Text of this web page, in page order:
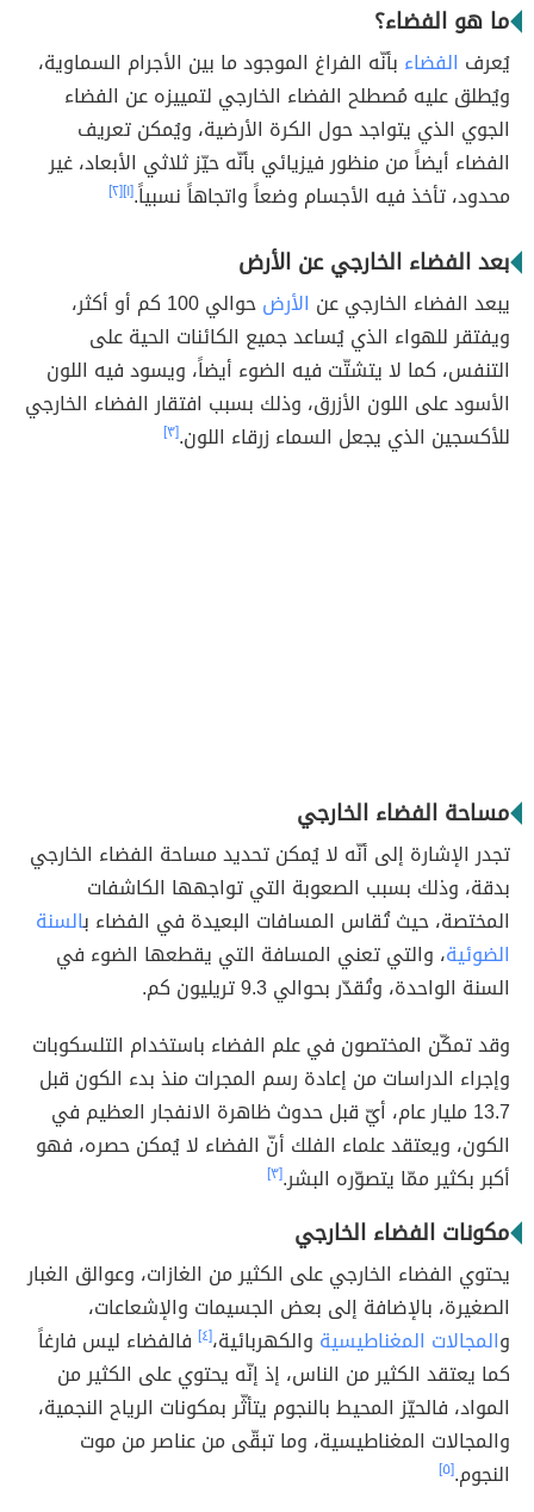
ما هو الفضاء؟
يُعرف الفضاء بأنّه الفراغ الموجود ما بين الأجرام السماوية،
ويُطلق عليه مُصطلح الفضاء الخارجي لتمييزه عن الفضاء
الجوي الذي يتواجد حول الكرة الأرضية، ويُمكن تعريف
الفضاء أيضاً من منظور فيزيائي بأنّه حيّز ثلاثي الأبعاد، غير
محدود، تأخذ فيه الأجسام وضعاً واتجاهاً نسبياً.[١] [٢]
بعد الفضاء الخارجي عن الأرض
يبعد الفضاء الخارجي عن الأرض
حوالي 100 كم أو أكثر،
ويفتقر للهواء الذي يُساعد جميع الكائنات الحية على
التنفس، كما لا يتشتّت فيه الضوء أيضاً، ويسود فيه اللون
الأسود على اللون الأزرق، وذلك بسبب افتقار الفضاء الخارجي
للأكسجين الذي يجعل السماء زرقاء اللون.[٣]
مساحة الفضاء الخارجي
تجدر الإشارة إلى أنّه لا يُمكن تحديد مساحة الفضاء الخارجي
بدقة، وذلك بسبب الصعوبة التي تواجهها الكاشفات
المختصة، حيث تُقاس المسافات البعيدة في الفضاء بالسنة
الضوئية، والتي تعني المسافة التي يقطعها الضوء في
السنة الواحدة، وتُقدّر بحوالي 9.3 تريليون كم.
وقد تمكّن المختصون في علم الفضاء باستخدام التلسكوبات
وإجراء الدراسات من إعادة رسم المجرات منذ بدء الكون قبل
13.7 مليار عام، أيّ قبل حدوث ظاهرة الانفجار العظيم في
الكون، ويعتقد علماء الفلك أنّ الفضاء لا يُمكن حصره، فهو
أكبر بكثير ممّا يتصوّره البشر.[٣]
مكونات الفضاء الخارجي
يحتوي الفضاء الخارجي على الكثير من الغازات، وعوالق الغبار
الصغيرة، بالإضافة إلى بعض الجسيمات والإشعاعات،
والمجالات المغناطيسية والكهربائية،[٤]
فالفضاء ليس فارغاً
كما يعتقد الكثير من الناس، إذ إنّه يحتوي على الكثير من
المواد، فالحيّز المحيط بالنجوم يتأثّر بمكونات الرياح النجمية،
والمجالات المغناطيسية، وما تبقّى من عناصر من موت
النجوم.[٥]